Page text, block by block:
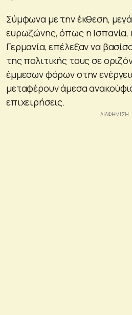
Σύμφωνα με την έκθεση,
ευρωζώνης, όπως η Ισπανία,
Γερμανία, επέλεξαν να
της πολιτικής τους σε
έμμεσων φόρων στην
μεταφέρουν άμεσα
επιχειρήσεις.